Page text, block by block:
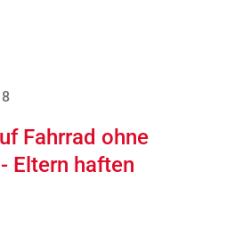
Fahrrad ohne
Eltern haften